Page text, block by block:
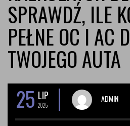
SPRAWDŹ, ILE
PEŁNE OC I AC
TWOJEGO AUTA
25 LIP
2025
ADMIN